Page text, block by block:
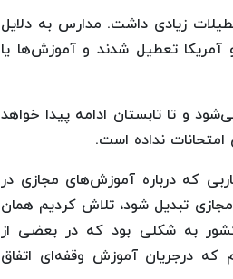
سلامت نیوز به نقل از همشهری، سال تحصیلی ۱۴۰۴ - ۱۴۰۵ تعطیلات زیادی داشت. مدارس به دلایل
آمریکا تعطیل شدند و آموزش‌ها یا
و تا تابستان ادامه پیدا خواهد
نداده است.
که درباره آموزش‌های مجازی در
تبدیل شود، تلاش کردیم همان
به شکلی بود که در بعضی از
دهیم که درجریان آموزش وقفه‌ای اتفاق